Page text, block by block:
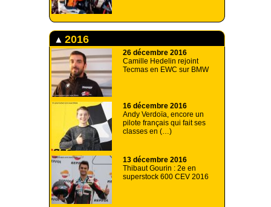
2016
26 décembre 2016
Camille Hedelin rejoint
Tecmas en EWC sur BMW
16 décembre 2016
Andy Verdoïa, encore un
pilote français qui fait ses
classes en (…)
13 décembre 2016
Thibaut Gourin : 2e en
superstock 600 CEV 2016